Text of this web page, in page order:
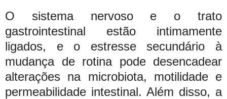
O sistema nervoso e o trato
gastrointestinal estão intimamente
ligados, e o estresse secundário à
mudança de rotina pode desencadear
alterações na microbiota, motilidade e
permeabilidade intestinal. Além disso, a